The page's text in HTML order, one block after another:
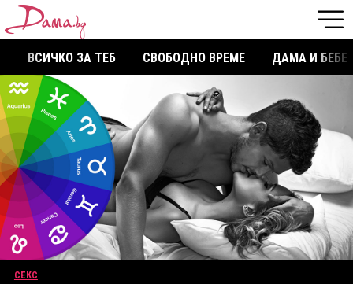
ВСИЧКО ЗА ТЕБ СВОБОДНО ВРЕМЕ ДАМА И БЕБЕ
СЕКС